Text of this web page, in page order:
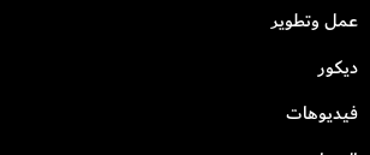
عمل وتطوير
ديكور
فيديوهات